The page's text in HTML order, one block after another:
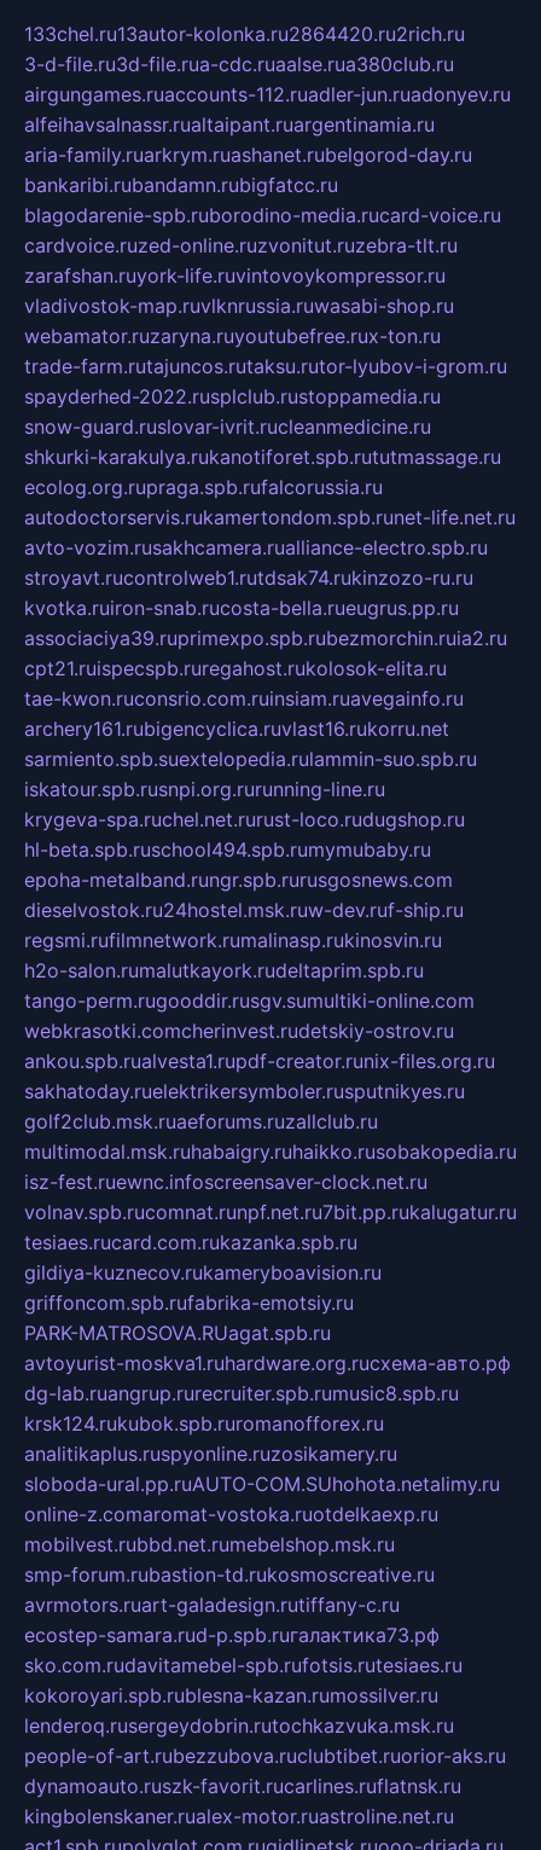
133chel.ru13autor-kolonka.ru2864420.ru2rich.ru
3-d-file.ru3d-file.rua-cdc.ruaalse.rua380club.ru
airgungames.ruaccounts-112.ruadler-jun.ruadonyev.ru
alfeihavsalnassr.rualtaipant.ruargentinamia.ru
aria-family.ruarkrym.ruashanet.rubelgorod-day.ru
bankaribi.rubandamn.rubigfatcc.ru
blagodarenie-spb.ruborodino-media.rucard-voice.ru
cardvoice.ruzed-online.ruzvonitut.ruzebra-tlt.ru
zarafshan.ruyork-life.ruvintovoykompressor.ru
vladivostok-map.ruvlknrussia.ruwasabi-shop.ru
webamator.ruzaryna.ruyoutubefree.rux-ton.ru
trade-farm.rutajuncos.rutaksu.rutor-lyubov-i-grom.ru
spayderhed-2022.rusplclub.rustoppamedia.ru
snow-guard.ruslovar-ivrit.rucleanmedicine.ru
shkurki-karakulya.rukanotiforet.spb.rututmassage.ru
ecolog.org.rupraga.spb.rufalcorussia.ru
autodoctorservis.rukamertondom.spb.runet-life.net.ru
avto-vozim.rusakhcamera.rualliance-electro.spb.ru
stroyavt.rucontrolweb1.rutdsak74.rukinzozo-ru.ru
kvotka.ruiron-snab.rucosta-bella.rueugrus.pp.ru
associaciya39.ruprimexpo.spb.rubezmorchin.ruia2.ru
cpt21.ruispecspb.ruregahost.rukolosok-elita.ru
tae-kwon.ruconsrio.com.ruinsiam.ruavegainfo.ru
archery161.rubigencyclica.ruvlast16.rukorru.net
sarmiento.spb.suextelopedia.rulammin-suo.spb.ru
iskatour.spb.rusnpi.org.rurunning-line.ru
krygeva-spa.ruchel.net.rurust-loco.rudugshop.ru
hl-beta.spb.ruschool494.spb.rumymubaby.ru
epoha-metalband.rungr.spb.rurusgosnews.com
dieselvostok.ru24hostel.msk.ruw-dev.ruf-ship.ru
regsmi.rufilmnetwork.rumalinasp.rukinosvin.ru
h2o-salon.rumalutkayork.rudeltaprim.spb.ru
tango-perm.rugooddir.rusgv.sumultiki-online.com
webkrasotki.comcherinvest.rudetskiy-ostrov.ru
ankou.spb.rualvesta1.rupdf-creator.runix-files.org.ru
sakhatoday.ruelektrikersymboler.rusputnikyes.ru
golf2club.msk.ruaeforums.ruzallclub.ru
multimodal.msk.ruhabaigry.ruhaikko.rusobakopedia.ru
isz-fest.ruewnc.infoscreensaver-clock.net.ru
volnav.spb.rucomnat.runpf.net.ru7bit.pp.rukalugatur.ru
tesiaes.rucard.com.rukazanka.spb.ru
gildiya-kuznecov.rukameryboavision.ru
griffoncom.spb.rufabrika-emotsiy.ru
PARK-MATROSOVA.RUagat.spb.ru
avtoyurist-moskva1.ruhardware.org.ruсхема-авто.рф
dg-lab.ruangrup.rurecruiter.spb.rumusic8.spb.ru
krsk124.rukubok.spb.ruromanofforex.ru
analitikaplus.ruspyonline.ruzosikamery.ru
sloboda-ural.pp.ruAUTO-COM.SUhohota.netalimy.ru
online-z.comaromat-vostoka.ruotdelkaexp.ru
mobilvest.rubbd.net.rumebelshop.msk.ru
smp-forum.rubastion-td.rukosmoscreative.ru
avrmotors.ruart-galadesign.rutiffany-c.ru
ecostep-samara.rud-p.spb.ruгалактика73.рф
sko.com.rudavitamebel-spb.rufotsis.rutesiaes.ru
kokoroyari.spb.rublesna-kazan.rumossilver.ru
lenderoq.rusergeydobrin.rutochkazvuka.msk.ru
people-of-art.rubezzubova.ruclubtibet.ruorior-aks.ru
dynamoauto.ruszk-favorit.rucarlines.ruflatnsk.ru
kingbolenskaner.rualex-motor.ruastroline.net.ru